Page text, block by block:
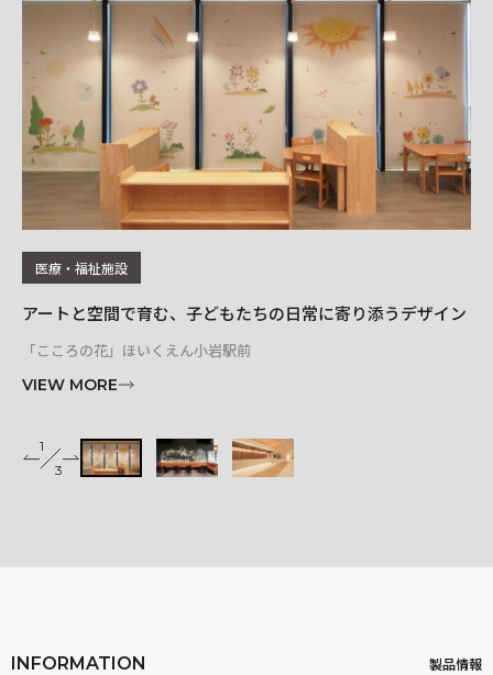
レイアウトシミュレーター
医療・福祉施設
アートと空間で育む、子どもたちの日常に寄り添うデザイン
「こころの花」ほいくえん小岩駅前
VIEW MORE
1
2 3
INFORMATION 製品情報